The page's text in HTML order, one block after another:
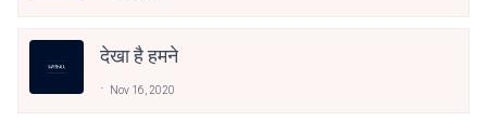
देखा है हमने
Nov 16, 2020